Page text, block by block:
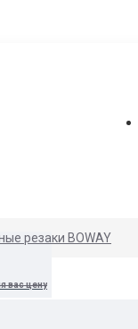
вас цену
резаки BOWAY